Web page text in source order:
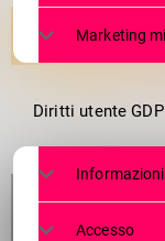
Marketing
Diritti utente
Informazioni
Accesso